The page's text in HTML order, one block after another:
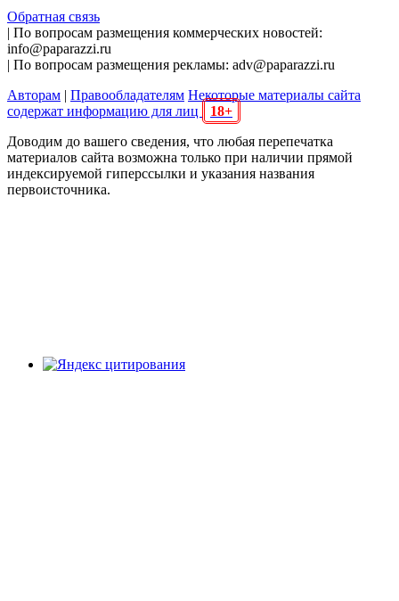
Обратная связь
| По вопросам размещения коммерческих новостей:
info@paparazzi.ru
| По вопросам размещения рекламы: adv@paparazzi.ru
Авторам | Правообладателям Некоторые материалы сайта
содержат информацию для лиц
18+
Доводим до вашего сведения, что любая перепечатка
материалов сайта возможна только при наличии прямой
индексируемой гиперссылки и указания названия
первоисточника.